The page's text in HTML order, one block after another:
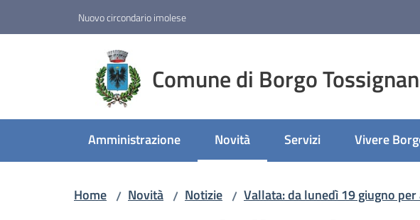
Nuovo circondario imolese
Comune di Borgo
Amministrazione Novità
Menu selezionato
Servizi Vivere
Home / Novità / Notizie / Vallata: da lunedì 19 giugno